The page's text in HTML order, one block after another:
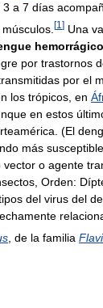
a 7 días
[1 ] Una
hemorrágico
por trastornos
por el
los trópicos, en
en estos
(El
más
vector o agente
Orden:
del virus del
, de la familia